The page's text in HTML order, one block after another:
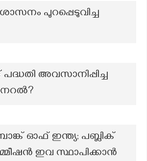
പുറപ്പെടുവിച്ച
പദ്ധതി അവസാനിപ്പിച്ച
ഓഫ് ഇന്ത്യ; പബ്ലിക്
ഇവ സ്ഥാപിക്കാൻ